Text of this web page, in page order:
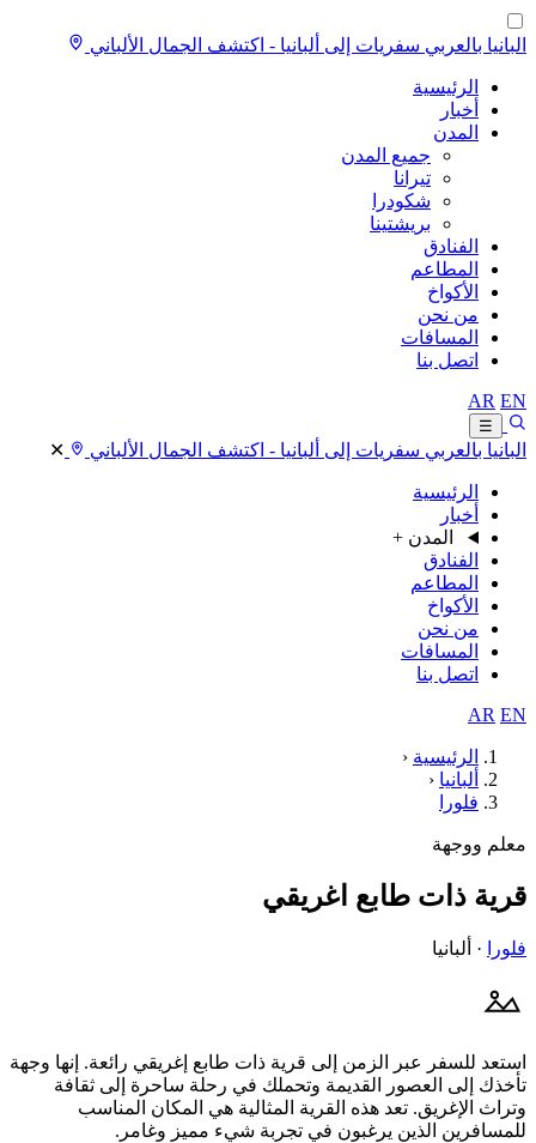
البانيا بالعربي سفريات إلى ألبانيا - اكتشف الجمال الألباني
الرئيسية
أخبار
المدن
جميع المدن
تيرانا
شكودرا
بريشتينا
الفنادق
المطاعم
الأكواخ
من نحن
المسافات
اتصل بنا
AR EN
☰
البانيا بالعربي سفريات إلى ألبانيا - اكتشف الجمال الألباني ✕
الرئيسية
أخبار
المدن +
الفنادق
المطاعم
الأكواخ
من نحن
المسافات
اتصل بنا
AR EN
الرئيسية ‹
ألبانيا ‹
فلورا
معلم ووجهة
قرية ذات طابع اغريقي
فلورا · ألبانيا
استعد للسفر عبر الزمن إلى قرية ذات طابع إغريقي رائعة. إنها وجهة
تأخذك إلى العصور القديمة وتحملك في رحلة ساحرة إلى ثقافة
وتراث الإغريق. تعد هذه القرية المثالية هي المكان المناسب
للمسافرين الذين يرغبون في تجربة شيء مميز وغامر.